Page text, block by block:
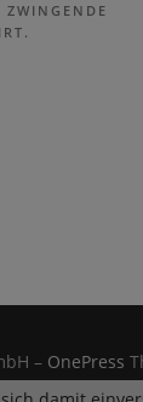
ZWINGENDE
– OnePress